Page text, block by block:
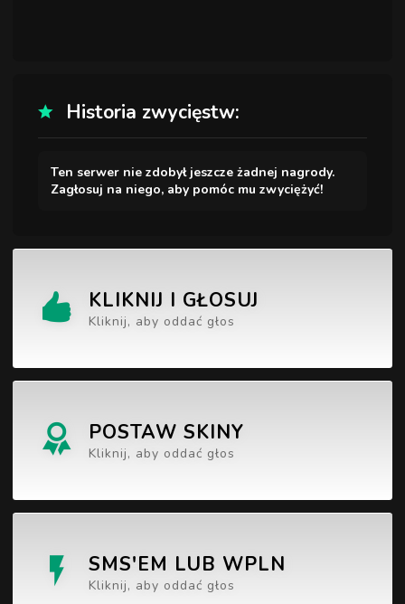
Historia zwycięstw:
Ten serwer nie zdobył jeszcze żadnej nagrody.
Zagłosuj na niego, aby pomóc mu zwyciężyć!
KLIKNIJ I GŁOSUJ
Kliknij, aby oddać głos
POSTAW SKINY
Kliknij, aby oddać głos
SMS'EM LUB WPLN
Kliknij, aby oddać głos